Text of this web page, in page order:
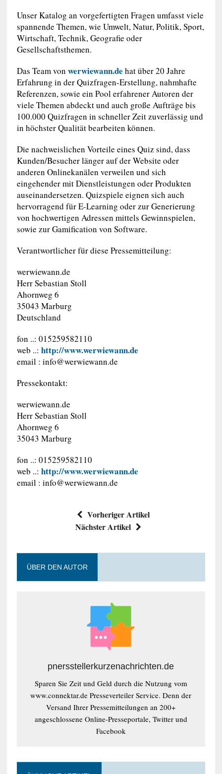
Unser Katalog an vorgefertigten Fragen umfasst viele
spannende Themen, wie Umwelt, Natur, Politik, Sport,
Wirtschaft, Technik, Geografie oder
Gesellschaftsthemen.
Das Team von werwiewann.de hat über 20 Jahre
Erfahrung in der Quizfragen-Erstellung, nahmhafte
Referenzen, sowie ein Pool erfahrener Autoren der
viele Themen abdeckt und auch große Aufträge bis
100.000 Quizfragen in schneller Zeit zuverlässig und
in höchster Qualität bearbeiten können.
Die nachweislichen Vorteile eines Quiz sind, dass
Kunden/Besucher länger auf der Website oder
anderen Onlinekanälen verweilen und sich
eingehender mit Dienstleistungen oder Produkten
auseinandersetzen. Quizspiele eignen sich auch
hervorragend für E-Learning oder zur Generierung
von hochwertigen Adressen mittels Gewinnspielen,
sowie zur Gamification von Software.
Verantwortlicher für diese Pressemitteilung:
werwiewann.de
Herr Sebastian Stoll
Ahornweg 6
35043 Marburg
Deutschland
fon ..: 015259582110
web ..: http://www.werwiewann.de
email : info@werwiewann.de
Pressekontakt:
werwiewann.de
Herr Sebastian Stoll
Ahornweg 6
35043 Marburg
fon ..: 015259582110
web ..: http://www.werwiewann.de
email : info@werwiewann.de
Vorheriger Artikel
Nächster Artikel
ÜBER DEN AUTOR
pnersstellerkurzenachrichten.de
Sparen Sie Zeit und Geld durch die Nutzung vom
www.connektar.de Presseverteiler Service. Denn der
Versand Ihrer Pressemitteilungen an 200+
angeschlossene Online-Presseportale, Twitter und
Facebook